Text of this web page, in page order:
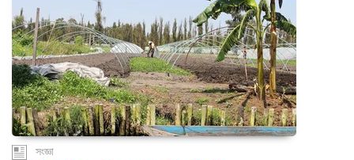
সংজ্ঞা